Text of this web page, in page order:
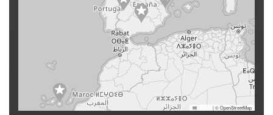
|© OpenStreetMap